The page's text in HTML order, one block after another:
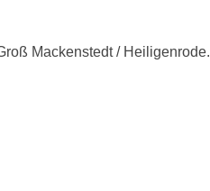
Mackenstedt / Heiligenrode.